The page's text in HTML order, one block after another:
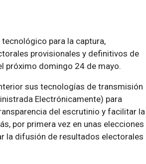
para la captura,
provisionales y definitivos de
próximo domingo 24 de mayo.
sus tecnologías de transmisión
Electrónicamente) para
del escrutinio y facilitar la
por primera vez en unas elecciones
la difusión de resultados electorales